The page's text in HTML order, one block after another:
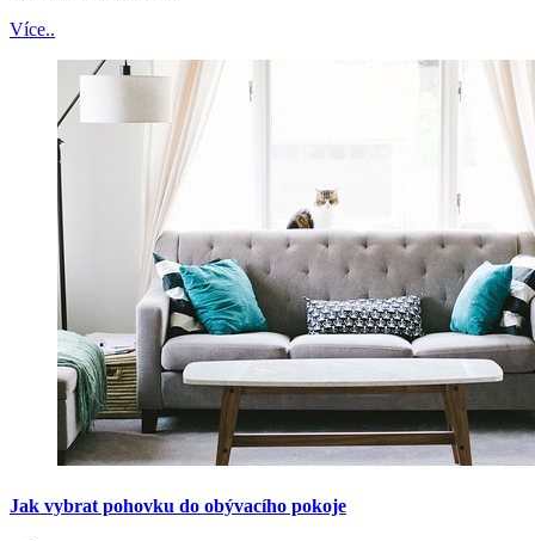
Více..
Jak vybrat pohovku do obývacího pokoje